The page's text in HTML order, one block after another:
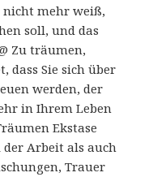
nicht mehr weiß,
soll, und das
Zu träumen,
dass Sie sich über
werden, der
in Ihrem Leben
Ekstase
der Arbeit als auch
Trauer